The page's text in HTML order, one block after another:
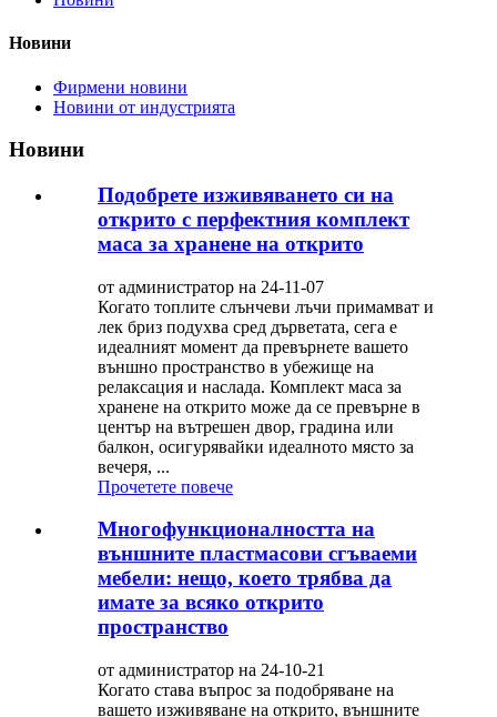
Новини
Фирмени новини
Новини от индустрията
Новини
Подобрете изживяването си на
открито с перфектния комплект
маса за хранене на открито
от администратор на 24-11-07
Когато топлите слънчеви лъчи примамват и
лек бриз подухва сред дърветата, сега е
идеалният момент да превърнете вашето
външно пространство в убежище на
релаксация и наслада. Комплект маса за
хранене на открито може да се превърне в
център на вътрешен двор, градина или
балкон, осигурявайки идеалното място за
вечеря, ...
Прочетете повече
Многофункционалността на
външните пластмасови сгъваеми
мебели: нещо, което трябва да
имате за всяко открито
пространство
от администратор на 24-10-21
Когато става въпрос за подобряване на
вашето изживяване на открито, външните